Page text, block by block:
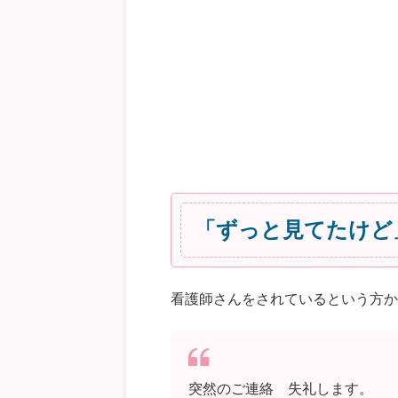
「ずっと見てたけど
看護師さんをされているという方
突然のご連絡 失礼します。